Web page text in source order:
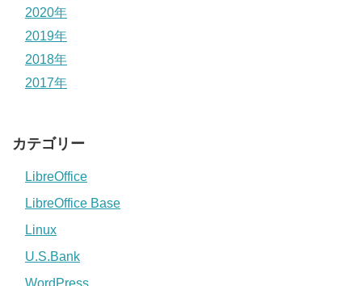
2020年
2019年
2018年
2017年
カテゴリー
LibreOffice
LibreOffice Base
Linux
U.S.Bank
WordPress